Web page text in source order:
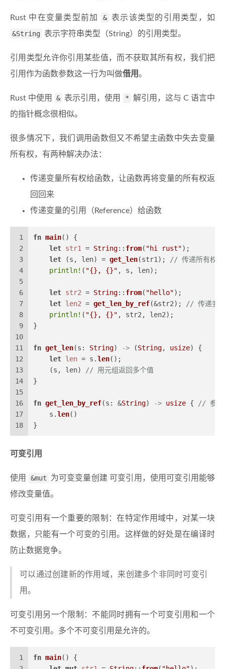
Rust 中在变量类型前加 & 表示该类型的引用类型，如
&String 表示字符串类型（String）的引用类型。
引用类型允许你引用某些值，而不获取其所有权，我们把
引用作为函数参数这一行为叫做借用。
Rust 中使用 & 表示引用，使用 * 解引用，这与 C 语言中
的指针概念很相似。
很多情况下，我们调用函数但又不希望主函数中失去变量
所有权，有两种解决办法：
传递变量所有权给函数，让函数再将变量的所有权返
回回来
传递变量的引用（Reference）给函数
1
2
3
4
5
6
7
8
9
10
11
12
13
14
15
16
17
18
fn main() {
let str1 = String:: from( "hi rust");
let (s, len) = get_len(str1); // 传递所有权给
println! ( "{}, {}" , s, len);
let str2 = String:: from( "hello");
let len2 = get_len_by_ref(&str2); // 传递变量
println! ( "{}, {}" , str2, len2);
}
fn get_len(s: String) -> (String, usize) {
let len = s.len();
    (s, len)
// 用元组返回多个值
}
fn get_len_by_ref(s: &String) -> usize { // 参数
    s.
len()
}
可变引用
使用 &mut
为可变变量创建 可变引用，使用可变引用能够
修改变量值。
可变引用有一个重要的限制：在特定作用域中，对某一块
数据，只能有一个可变的引用。这样做的好处是在编译时
防止数据竞争。
可以通过创建新的作用域，来创建多个非同时可变引
用。
可变引用另一个限制：不能同时拥有一个可变引用和一个
不可变引用。多个不可变引用是允许的。
1
fn main() {